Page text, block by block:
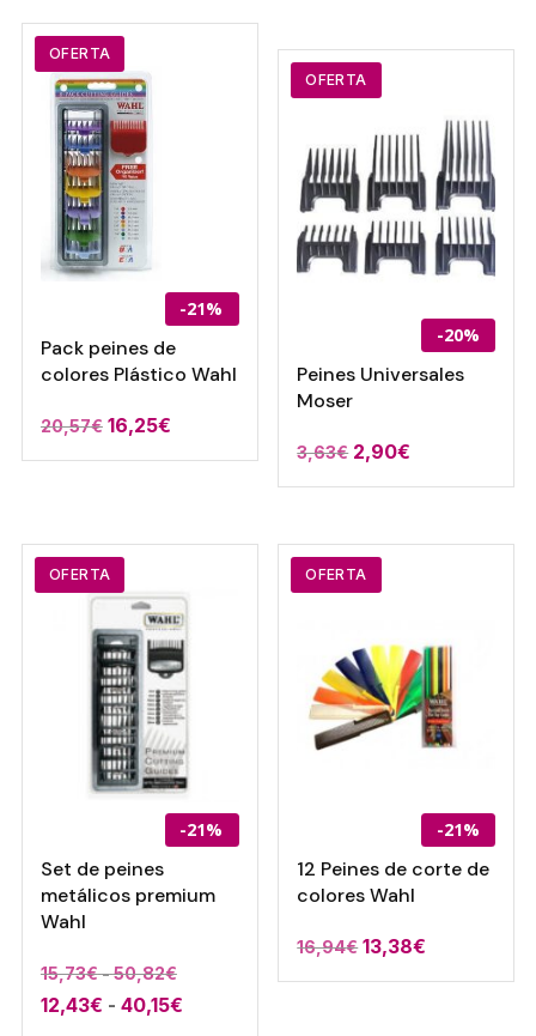
era:
11,50€.
es:
era:
39,55€.
es:
OFERTA
-21%
Pack peines de
colores Plástico Wahl
20,57€ 16,25€
OFERTA
-20%
Peines Universales
Moser
3,63€ El
precio
era:
3,63€.
2,90€
precio
es:
OFERTA
-21%
Set de peines
metálicos premium
Wahl
15,73€-50,82€Rango
de
12,43€ - 40,15€Rango
OFERTA
-21%
12 Peines de corte de
colores Wahl
16,94€ 13,38€